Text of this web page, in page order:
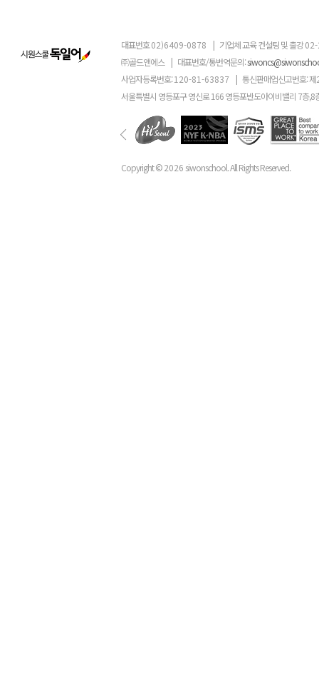
대표번호02)6409-0878 | 기업체 교육 컨설팅 및 출강
㈜골드앤에스 | 대표번호/통번역문의:
사업자등록번호:120-81-63837 | 통신판매업신고번호: 제
서울특별시 영등포구 영신로 166 영등포반도아이비밸리 7층,8
Copyright ©2026 siwonschool. All Rights Reserved.